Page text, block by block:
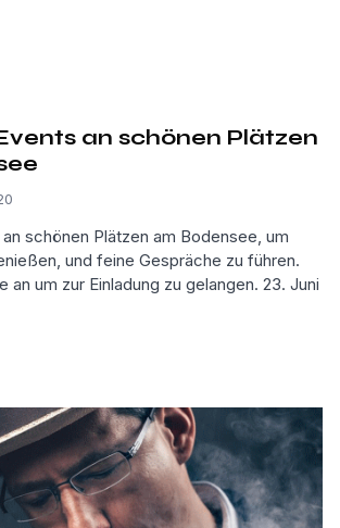
an schönen Plätzen
schönen Plätzen am Bodensee, um
und feine Gespräche zu führen.
an um zur Einladung zu gelangen. 23. Juni